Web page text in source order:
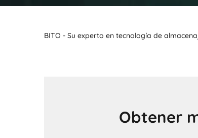
BITO - Su experto en tecnología de
Obtener